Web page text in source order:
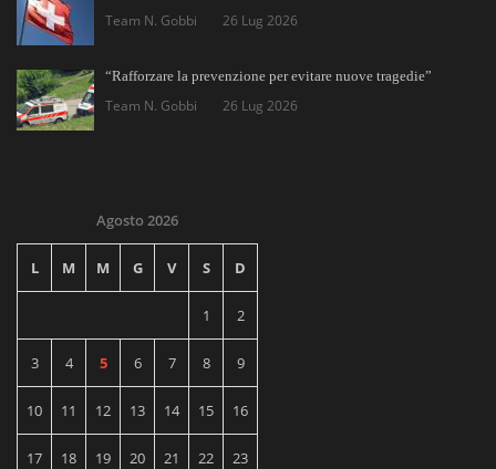
Team N. Gobbi 26 Lug 2026
“Rafforzare la prevenzione per evitare nuove tragedie”
Team N. Gobbi 26 Lug 2026
Agosto 2026
L M M G V S D
1 2
3 4 5 6 7 8 9
10 11 12 13 14 15 16
17 18 19 20 21 22 23